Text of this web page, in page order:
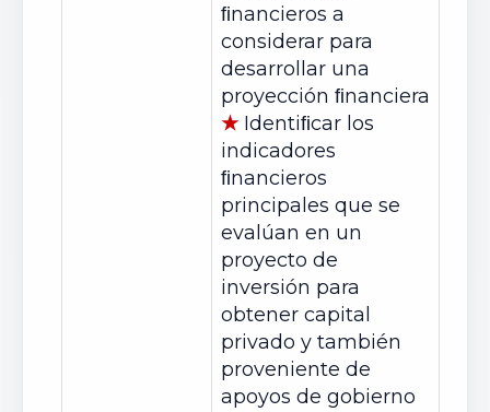
ﬁnancieros a
considerar para
desarrollar una
proyección ﬁnanciera
★ Identiﬁcar los
indicadores
ﬁnancieros
principales que se
evalúan en un
proyecto de
inversión para
obtener capital
privado y también
proveniente de
apoyos de gobierno